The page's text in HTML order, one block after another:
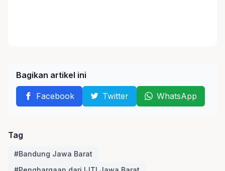
Bagikan artikel ini
Facebook Twitter WhatsApp
Tag
#Bandung Jawa Barat